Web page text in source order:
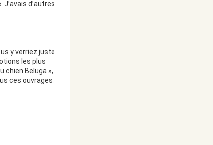
d’autres
y verriez juste
les plus
chien Beluga »,
ces ouvrages,